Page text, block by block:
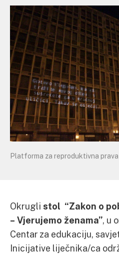
Platforma za reproduktivna prava
Okrugli stol “Zakon o
– Vjerujemo ženama”, u
Centar za edukaciju,
Inicijative liječnika/ca